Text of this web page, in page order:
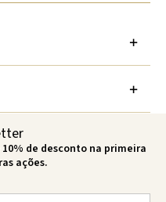
de desconto na primeira
ações.